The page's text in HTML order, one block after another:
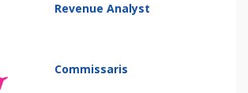
Revenue Analyst
Commissaris